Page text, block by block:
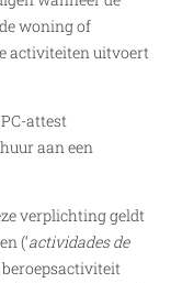
woning of
activiteiten uitvoert
attest
aan een
verplichting geldt
(‘actividades de
beroepsactiviteit